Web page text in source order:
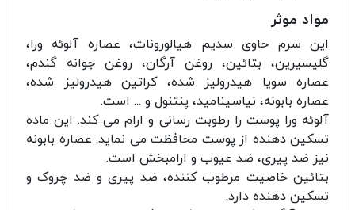
مواد موثر
این سرم حاوی سدیم هیالورونات، عصاره آلوئه ورا،
گلیسیرین، بتائین، روغن آرگان، روغن جوانه گندم،
عصاره سویا هیدرولیز شده، کراتین هیدرولیز شده،
عصاره بابونه، نیاسینامید، پنتنول و ... است.
آلوئه ورا پوست را رطوبت رسانی و ارام می کند. این ماده
تسکین دهنده از پوست محافظت می نماید. عصاره بابونه
نیز ضد پیری، ضد عیوب و ارامبخش است.
بتائین خاصیت مرطوب کننده، ضد پیری و ضد چروک و
تسکین دهنده دارد.